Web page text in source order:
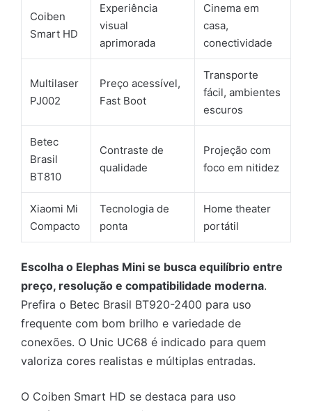
Coiben
Smart HD
Experiência
visual
aprimorada
Cinema em
casa,
conectividade
Multilaser
PJ002
Preço acessível,
Fast Boot
Transporte
fácil, ambientes
escuros
Betec
Brasil
BT810
Contraste de
qualidade
Projeção com
foco em nitidez
Xiaomi Mi
Compacto
Tecnologia de
ponta
Home theater
portátil
Escolha o Elephas Mini se busca equilíbrio entre
preço, resolução e compatibilidade moderna.
Prefira o Betec Brasil BT920-2400 para uso
frequente com bom brilho e variedade de
conexões. O Unic UC68 é indicado para quem
valoriza cores realistas e múltiplas entradas.
O Coiben Smart HD se destaca para uso